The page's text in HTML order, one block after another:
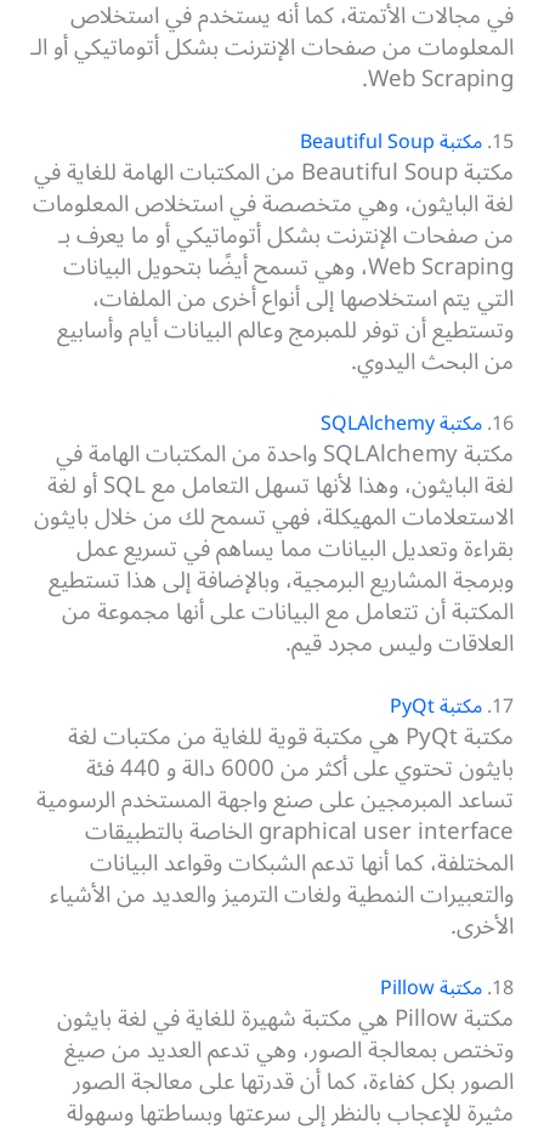
في مجالات الأتمتة، كما أنه يستخدم في استخلاص
المعلومات من صفحات الإنترنت بشكل أتوماتيكي أو الـ
Web Scraping.
15. مكتبة Beautiful Soup
مكتبة Beautiful Soup من المكتبات الهامة للغاية في
لغة البايثون، وهي متخصصة في استخلاص المعلومات
من صفحات الإنترنت بشكل أتوماتيكي أو ما يعرف بـ
Web Scraping، وهي تسمح أيضًا بتحويل البيانات
التي يتم استخلاصها إلى أنواع أخرى من الملفات،
وتستطيع أن توفر للمبرمج وعالم البيانات أيام وأسابيع
من البحث اليدوي.
16. مكتبة SQLAlchemy
مكتبة SQLAlchemy واحدة من المكتبات الهامة في
لغة البايثون، وهذا لأنها تسهل التعامل مع SQL أو لغة
الاستعلامات المهيكلة، فهي تسمح لك من خلال بايثون
بقراءة وتعديل البيانات مما يساهم في تسريع عمل
وبرمجة المشاريع البرمجية، وبالإضافة إلى هذا تستطيع
المكتبة أن تتعامل مع البيانات على أنها مجموعة من
العلاقات وليس مجرد قيم.
17. مكتبة PyQt
مكتبة PyQt هي مكتبة قوية للغاية من مكتبات لغة
بايثون تحتوي على أكثر من 6000 دالة و 440 فئة
تساعد المبرمجين على صنع واجهة المستخدم الرسومية
graphical user interface الخاصة بالتطبيقات
المختلفة، كما أنها تدعم الشبكات وقواعد البيانات
والتعبيرات النمطية ولغات الترميز والعديد من الأشياء
الأخرى.
18. مكتبة Pillow
مكتبة Pillow هي مكتبة شهيرة للغاية في لغة بايثون
وتختص بمعالجة الصور، وهي تدعم العديد من صيغ
الصور بكل كفاءة، كما أن قدرتها على معالجة الصور
مثيرة للإعجاب بالنظر إلى سرعتها وبساطتها وسهولة